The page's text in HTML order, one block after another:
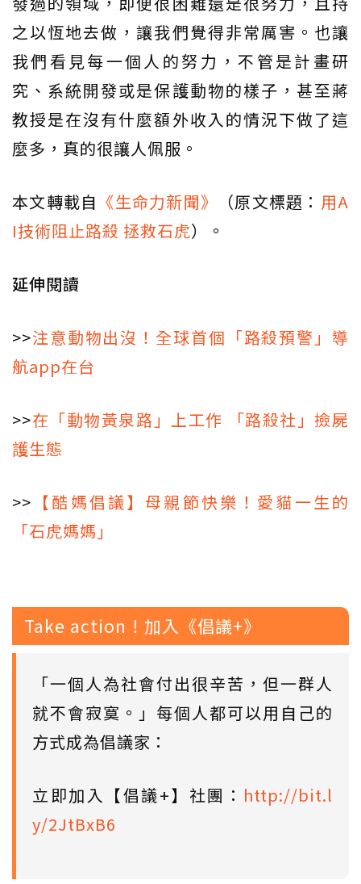
之以恆地去做，讓我們覺得非常厲害。也讓
我們看見每一個人的努力，不管是計畫研
究、系統開發或是保護動物的樣子，甚至蔣
教授是在沒有什麼額外收入的情況下做了這
麼多，真的很讓人佩服。
本文轉載自 《生命力新聞》 （原文標題： 用A
I技術阻止路殺 拯救石虎）。
延伸閱讀
>>注意動物出沒！全球首個「路殺預警」導
航app在台
>>在「動物黃泉路」上工作 「路殺社」撿屍
護生態
>> 【酷媽倡議】母親節快樂！愛貓一生的
「石虎媽媽」
Take action！加入《倡議+》
「一個人為社會付出很辛苦，但一群人
就不會寂寞。」每個人都可以用自己的
方式成為倡議家：
立即加入【倡議+】社團： http://bit.l
y/2JtBxB6